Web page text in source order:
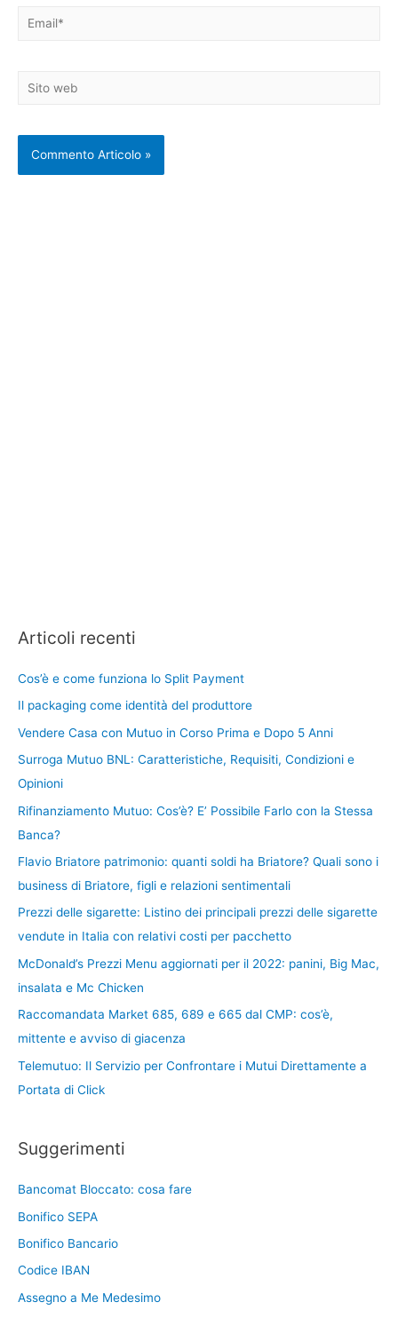
Email*
Sito
Articoli recenti
Cos’è e come funziona lo Split Payment
Il packaging come identità del produttore
Vendere Casa con Mutuo in Corso Prima e Dopo 5 Anni
Surroga Mutuo BNL: Caratteristiche, Requisiti, Condizioni e
Opinioni
Rifinanziamento Mutuo: Cos’è? E’ Possibile Farlo con la Stessa
Banca?
Flavio Briatore patrimonio: quanti soldi ha Briatore? Quali sono i
business di Briatore, figli e relazioni sentimentali
Prezzi delle sigarette: Listino dei principali prezzi delle sigarette
vendute in Italia con relativi costi per pacchetto
McDonald’s Prezzi Menu aggiornati per il 2022: panini, Big Mac,
insalata e Mc Chicken
Raccomandata Market 685, 689 e 665 dal CMP: cos’è,
mittente e avviso di giacenza
Telemutuo: Il Servizio per Confrontare i Mutui Direttamente a
Portata di Click
Suggerimenti
Bancomat Bloccato: cosa fare
Bonifico SEPA
Bonifico Bancario
Codice IBAN
Assegno a Me Medesimo